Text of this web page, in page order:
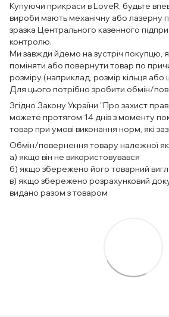
Купуючи прикраси в LoveR, будьте
вироби мають механічну або лазерну
зразка Центрального казенного
контролю.
Ми завжди йдемо на зустріч покупцю,
поміняти або повернути товар по
розміру (наприклад, розмір кільця
Для цього потрібно зробити обмін/
Згідно Закону України "Про захист
можете протягом 14 днів з моменту
товар при умові виконання норм, які
Обмін/повернення товару належної
а) якщо він не використовувався
б) якщо збережено його товарний
в) якщо збережено розрахунковий
видано разом з товаром